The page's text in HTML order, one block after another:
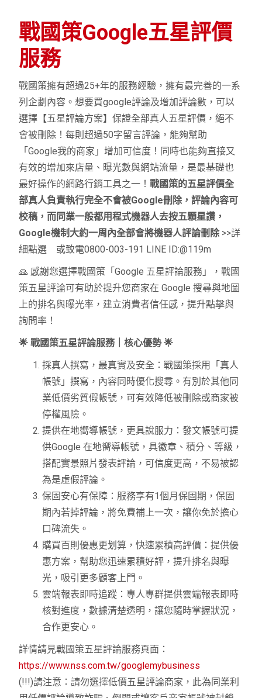
戰國策Google五星評價
服務
戰國策擁有超過25+年的服務經驗，擁有最完善的一系
列企劃內容。想要買google評論及增加評論數，可以
選擇【五星評論方案】保證全部真人五星評價，絕不
會被刪除！每則超過50字留言評論，能夠幫助
「Google我的商家」增加可信度！同時也能夠直接又
有效的增加來店量、曝光數與網站流量，是最基礎也
最好操作的網路行銷工具之一！戰國策的五星評價全
部真人負責執行完全不會被Google刪除，評論內容可
校稿，而同業一般都用程式機器人去按五顆星讚，
Google機制大約一周內全部會將機器人評論刪除>>詳
細點選 或致電0800-003-191 LINE ID:@119m
🙏 感謝您選擇戰國策「Google 五星評論服務」，戰國
策五星評論可有助於提升您商家在 Google 搜尋與地圖
上的排名與曝光率，建立消費者信任感，提升點擊與
詢問率！
🌟 戰國策五星評論服務｜核心優勢 🌟
採真人撰寫，最真實及安全：戰國策採用「真人
帳號」撰寫，內容同時優化搜尋。有別於其他同
業低價劣質假帳號，可有效降低被刪除或商家被
停權風險。
提供在地嚮導帳號，更具說服力：發文帳號可提
供Google 在地嚮導帳號，具徽章、積分、等級，
搭配實景照片發表評論，可信度更高，不易被認
為是虛假評論。
保固安心有保障：服務享有1個月保固期，保固
期內若掉評論，將免費補上一次，讓你免於擔心
口碑流失。
購買百則優惠更划算，快速累積高評價：提供優
惠方案，幫助您迅速累積好評，提升排名與曝
光，吸引更多顧客上門。
雲端報表即時追蹤：專人專群提供雲端報表即時
核對進度，數據清楚透明，讓您隨時掌握狀況，
合作更安心。
詳情請見戰國策五星評論服務頁面：
https://www.nss.com.tw/googlemybusiness
(!!!)請注意：請勿選擇低價五星評論商家，此為同業利